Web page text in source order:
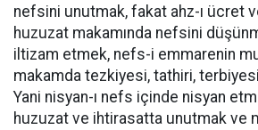
nefsini unutmak, fakat ahz-ı ücret
huzuzat makamında nefsini
iltizam etmek, nefs-i emmarenin
makamda tezkiyesi, tathiri,
Yani nisyan-ı nefs içinde nisyan
huzuzat ve ihtirasatta unutmak ve